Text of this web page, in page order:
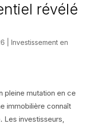
révélé
Investissement en
pleine mutation en ce
immobilière connaît
Les investisseurs,